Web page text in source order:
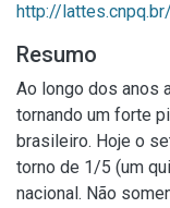
http://
Resumo
Ao longo dos anos
tornando um forte
brasileiro. Hoje o
torno de 1/5 (um
nacional. Não